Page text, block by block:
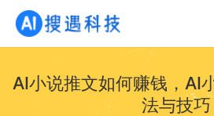
AI小说推文如何赚钱，AI
法与技巧